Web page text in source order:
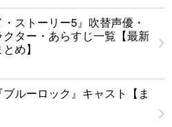
・ストーリー5』吹替声優・
クター・あらすじ一覧【最新
め】
ルーロック』キャスト【ま